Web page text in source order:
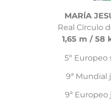
MARÍA
Real Círculo
1,65 m / 58
5º Europeo
9ª Mundial
9ª Europeo